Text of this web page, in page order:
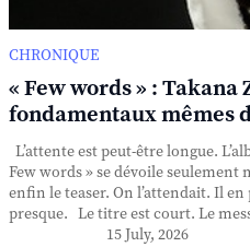
CHRONIQUE
« Few words » :
fondamentaux mêmes
L’attente est peut-être longue.
Few words » se dévoile
enfin le teaser. On l’attendait. Il
presque. Le titre est court. Le
15 July, 2026